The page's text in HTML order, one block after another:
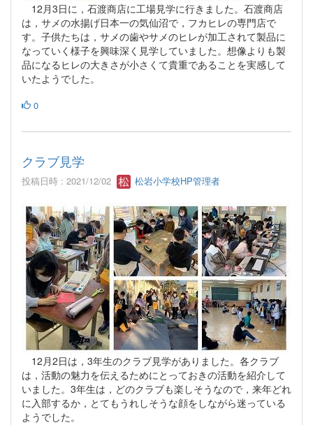
12月3日に，石渡商店に工場見学に行きました。石渡商店
は，サメの水揚げ日本一の気仙沼で，フカヒレの専門店で
す。子供たちは，サメの歯やサメのヒレが加工されて製品に
なっていく様子を興味深く見学していました。想像よりも製
品になるヒレの大きさが小さくて貴重であることを実感して
いたようでした。
0
クラブ見学
投稿日時 : 2021/12/02 松岩小学校HP管理者
12月2日は，3年生のクラブ見学がありました。各クラブ
は，活動の魅力を伝えるためにとっておきの活動を紹介して
いました。3年生は，どのクラブも楽しそうなので，来年どれ
に入部するか，とてもうれしそうな顔をしながら迷っている
ようでした。